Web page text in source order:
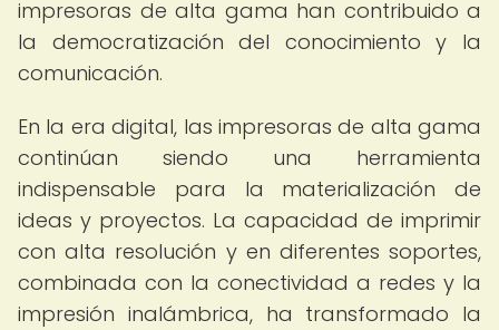
impresoras de alta gama han contribuido a
la democratización del conocimiento y la
comunicación.
En la era digital, las impresoras de alta gama
continúan siendo una herramienta
indispensable para la materialización de
ideas y proyectos. La capacidad de imprimir
con alta resolución y en diferentes soportes,
combinada con la conectividad a redes y la
impresión inalámbrica, ha transformado la